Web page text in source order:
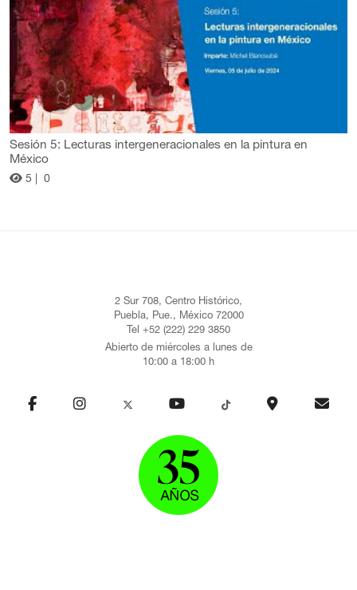
Sesión 5: Lecturas intergeneracionales en la pintura en
México
5 | 0
2 Sur 708, Centro Histórico,
Puebla, Pue., México 72000
Tel +52 (222) 229 3850
Abierto de miércoles a lunes de
10:00 a 18:00 h